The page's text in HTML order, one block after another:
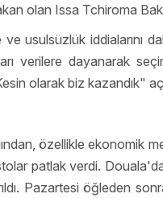
olan Issa Tchiroma
ve usulsüzlük
verilere dayanarak
olarak biz kazandık"
özellikle
patlak verdi.
Pazartesi öğleden